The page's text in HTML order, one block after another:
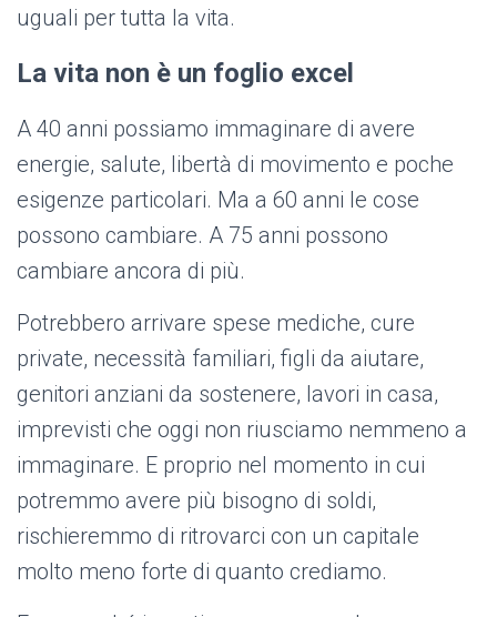
uguali per tutta la vita.
La vita non è un foglio excel
A 40 anni possiamo immaginare di avere
energie, salute, libertà di movimento e poche
esigenze particolari. Ma a 60 anni le cose
possono cambiare. A 75 anni possono
cambiare ancora di più.
Potrebbero arrivare spese mediche, cure
private, necessità familiari, figli da aiutare,
genitori anziani da sostenere, lavori in casa,
imprevisti che oggi non riusciamo nemmeno a
immaginare. E proprio nel momento in cui
potremmo avere più bisogno di soldi,
rischieremmo di ritrovarci con un capitale
molto meno forte di quanto crediamo.